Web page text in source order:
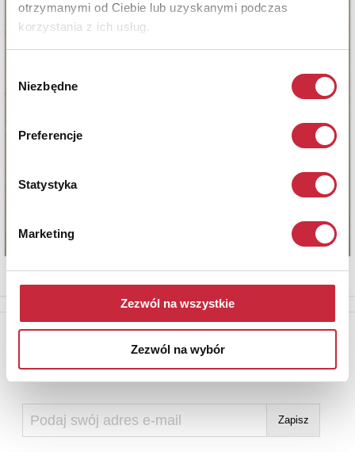
otrzymanymi od Ciebie lub uzyskanymi podczas
korzystania z ich usług.
zgody
Niezbędne
Preferencje
Statystyka
Marketing
Zezwól na wszystkie
Zezwól na wybór
Newsletter
Aby otrzymywać informacje o nowych aukcjach, prosimy podać